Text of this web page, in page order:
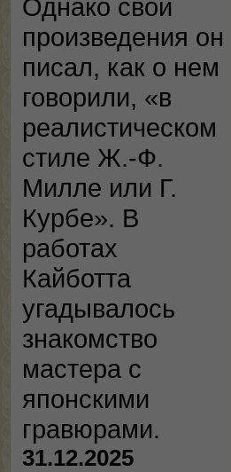
Однако свои
произведения он
писал, как о нем
говорили, «в
реалистическом
стиле Ж.-Ф.
Милле или Г.
Курбе». В
работах
Кайботта
угадывалось
знакомство
мастера с
японскими
гравюрами.
31.12.2025